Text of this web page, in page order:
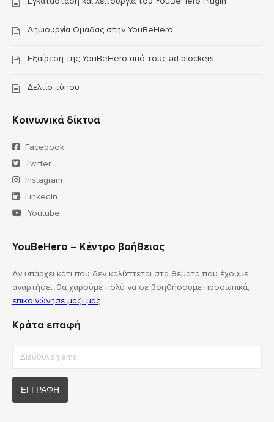
Δημιουργία Ομάδας στην YouBeHero
Εξαίρεση της YouBeHero από τους ad blockers
Δελτίο τύπου
Κοινωνικά δίκτυα
Facebook
Twitter
Instagram
LinkedIn
Youtube
YouBeHero – Κέντρο βοήθειας
Αν υπάρχει κάτι που δεν καλύπτεται στα θέματα που έχουμε
αναρτήσει, θα χαρούμε πολύ να σε βοηθήσουμε προσωπικά,
επικοινώνησε μαζί μας.
Κράτα επαφή